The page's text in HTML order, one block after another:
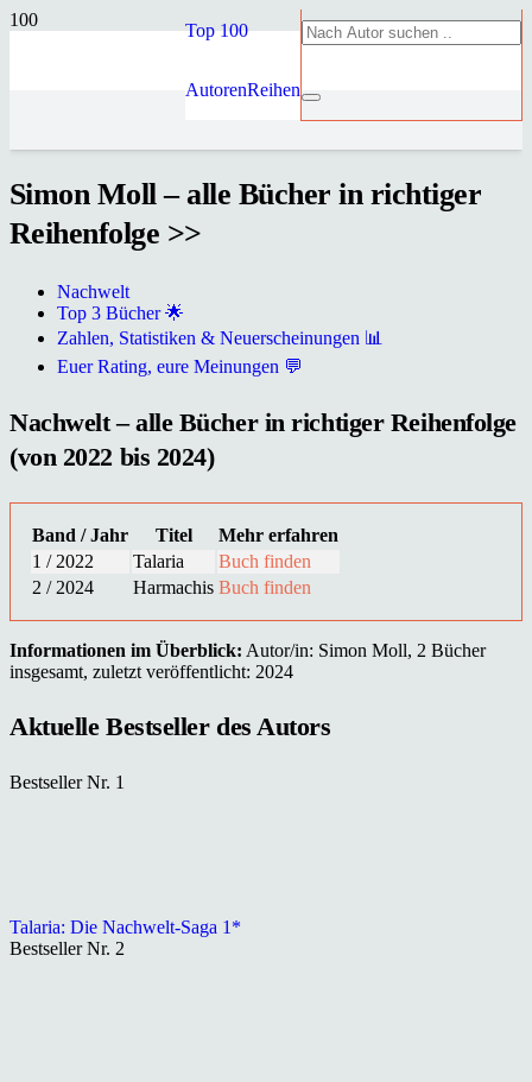
Top 100
AutorenReihen
Simon Moll – alle Bücher in richtiger
Reihenfolge >>
Nachwelt
Top 3 Bücher 🌟
Zahlen, Statistiken & Neuerscheinungen 📊
Euer Rating, eure Meinungen 💬
Nachwelt – alle Bücher in richtiger Reihenfolge
(von 2022 bis 2024)
Band / Jahr Titel
Mehr erfahren
1 / 2022
Talaria
Buch finden
2 / 2024
Harmachis Buch finden
Informationen im Überblick: Autor/in: Simon Moll, 2 Bücher
insgesamt, zuletzt veröffentlicht: 2024
Aktuelle Bestseller des Autors
Bestseller Nr. 1
Talaria: Die Nachwelt-Saga 1*
Bestseller Nr. 2